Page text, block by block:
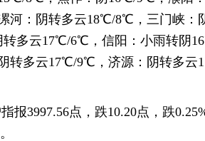
河：阴转多云18℃/8℃，三门峡：
多云17℃/6℃，信阳：小雨转阴
转多云17℃/9℃，济源：阴转多
报3997.56点，跌10.20点，跌